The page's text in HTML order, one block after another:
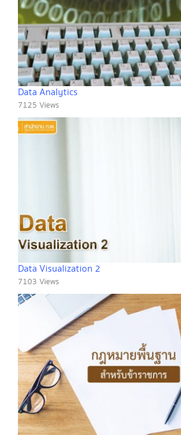
Data Analytics
7125 Views
Data Visualization 2
7103 Views